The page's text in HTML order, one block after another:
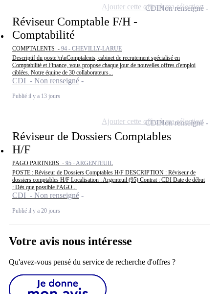
Réviseur Comptable F/H -
Comptabilité
COMPTALENTS - 94 - CHEVILLY-LARUE
Descriptif du poste:\n\nComptalents, cabinet de recrutement spécialisé en
Comptabilité et Finance, vous propose chaque jour de nouvelles offres d'emploi
ciblées. Notre équipe de 30 collaborateurs...
CDI - Non renseigné
Publié il y a 13 jours
CDINon renseigné
Ajouter cette offre à ma sélection
Réviseur de Dossiers Comptables
H/F
PAGO PARTNERS - 95 - ARGENTEUIL
POSTE : Réviseur de Dossiers Comptables H/F DESCRIPTION : Réviseur de
dossiers comptables H/F Localisation : Argenteuil (95) Contrat : CDI Date de début
: Dès que possible PAGO...
CDI - Non renseigné
Publié il y a 20 jours
CDINon renseigné
Ajouter cette offre à ma sélection
Votre avis nous intéresse
Qu'avez-vous pensé du service de recherche d'offres ?